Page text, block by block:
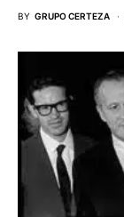
BY GRUPO CERTEZA